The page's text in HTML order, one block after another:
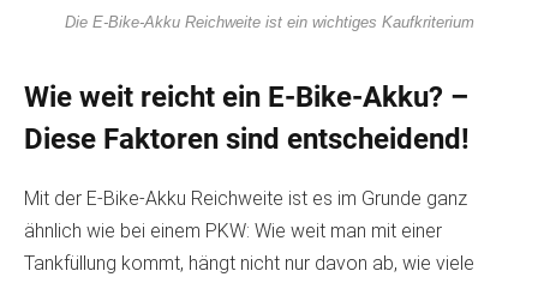
Die E-Bike-Akku Reichweite ist ein wichtiges Kaufkriterium
Wie weit reicht ein E-Bike-Akku? –
Diese Faktoren sind entscheidend!
Mit der E-Bike-Akku Reichweite ist es im Grunde ganz
ähnlich wie bei einem PKW: Wie weit man mit einer
Tankfüllung kommt, hängt nicht nur davon ab, wie viele